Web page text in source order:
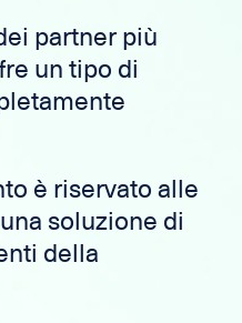
partner più
un tipo di
è riservato alle
soluzione di
della